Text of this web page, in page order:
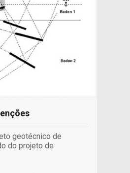
geotécnico de
do projeto de